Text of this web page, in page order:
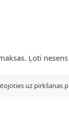
Ļoti
uz pirkšanas